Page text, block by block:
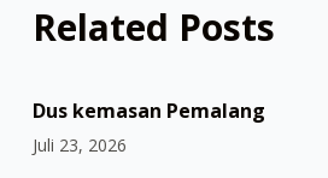
Related Posts
Dus kemasan Pemalang
Juli 23, 2026